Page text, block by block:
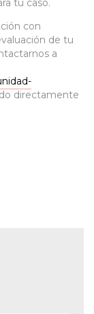
tu caso.
con
de tu
a
directamente